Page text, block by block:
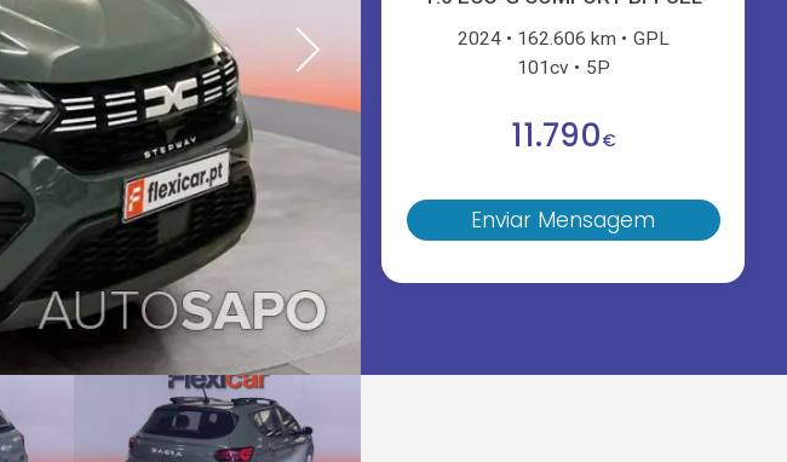
2024 162.606 km
GPL
101cv
5P
11.790€
Enviar Mensagem